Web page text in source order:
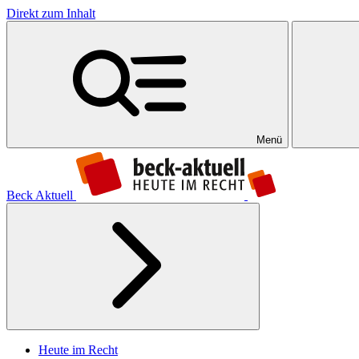
Direkt zum Inhalt
Menü
Beck Aktuell
Heute im Recht